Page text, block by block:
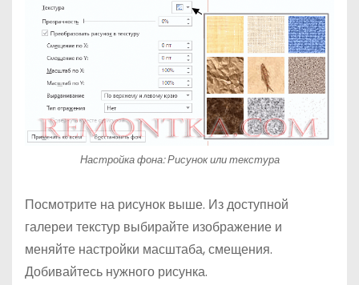
Настройка фона: Рисунок или текстура
Посмотрите на рисунок выше. Из доступной
галереи текстур выбирайте изображение и
меняйте настройки масштаба, смещения.
Добивайтесь нужного рисунка.